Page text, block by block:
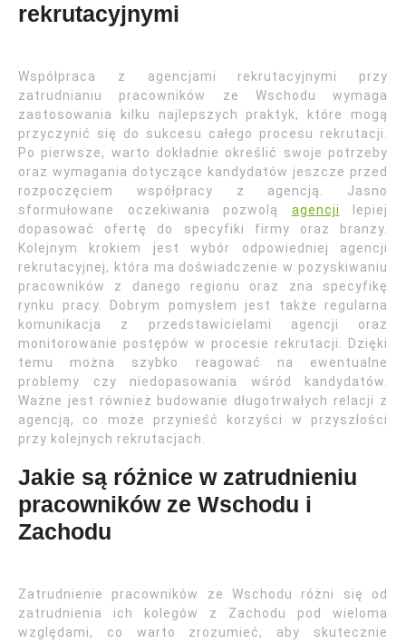
rekrutacyjnymi
Współpraca z agencjami rekrutacyjnymi przy
zatrudnianiu pracowników ze Wschodu wymaga
zastosowania kilku najlepszych praktyk, które mogą
przyczynić się do sukcesu całego procesu rekrutacji.
Po pierwsze, warto dokładnie określić swoje potrzeby
oraz wymagania dotyczące kandydatów jeszcze przed
rozpoczęciem współpracy z agencją. Jasno
sformułowane oczekiwania pozwolą agencji lepiej
dopasować ofertę do specyfiki firmy oraz branży.
Kolejnym krokiem jest wybór odpowiedniej agencji
rekrutacyjnej, która ma doświadczenie w pozyskiwaniu
pracowników z danego regionu oraz zna specyfikę
rynku pracy. Dobrym pomysłem jest także regularna
komunikacja z przedstawicielami agencji oraz
monitorowanie postępów w procesie rekrutacji. Dzięki
temu można szybko reagować na ewentualne
problemy czy niedopasowania wśród kandydatów.
Ważne jest również budowanie długotrwałych relacji z
agencją, co może przynieść korzyści w przyszłości
przy kolejnych rekrutacjach.
Jakie są różnice w zatrudnieniu
pracowników ze Wschodu i
Zachodu
Zatrudnienie pracowników ze Wschodu różni się od
zatrudnienia ich kolegów z Zachodu pod wieloma
względami, co warto zrozumieć, aby skutecznie